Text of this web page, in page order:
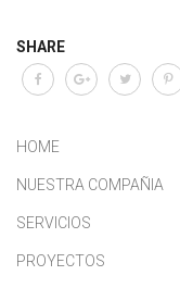
SHARE
HOME
NUESTRA COMPAÑIA
SERVICIOS
PROYECTOS